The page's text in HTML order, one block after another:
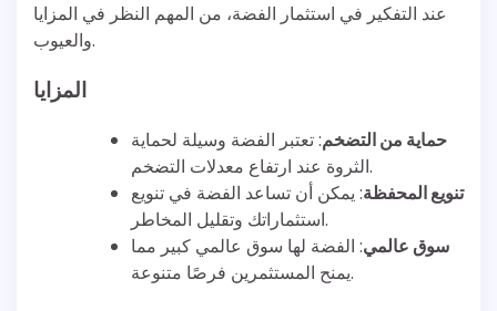
عند التفكير في استثمار الفضة، من المهم النظر في المزايا
والعيوب.
المزايا
حماية من التضخم: تعتبر الفضة وسيلة لحماية
الثروة عند ارتفاع معدلات التضخم.
تنويع المحفظة: يمكن أن تساعد الفضة في تنويع
استثماراتك وتقليل المخاطر.
سوق عالمي: الفضة لها سوق عالمي كبير مما
يمنح المستثمرين فرصًا متنوعة.